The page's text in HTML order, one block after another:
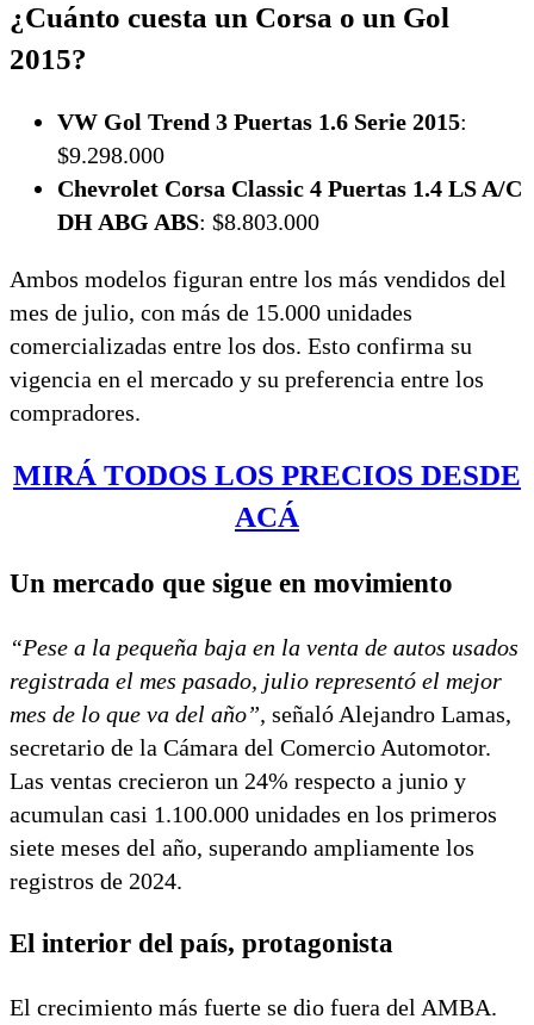
¿Cuánto cuesta un Corsa o un Gol
2015?
VW Gol Trend 3 Puertas 1.6 Serie 2015:
$9.298.000
Chevrolet Corsa Classic 4 Puertas 1.4 LS A/C
DH ABG ABS: $8.803.000
Ambos modelos figuran entre los más vendidos del
mes de julio, con más de 15.000 unidades
comercializadas entre los dos. Esto confirma su
vigencia en el mercado y su preferencia entre los
compradores.
MIRÁ TODOS LOS PRECIOS DESDE
ACÁ
Un mercado que sigue en movimiento
“Pese a la pequeña baja en la venta de autos usados
registrada el mes pasado, julio representó el mejor
mes de lo que va del año”, señaló Alejandro Lamas,
secretario de la Cámara del Comercio Automotor.
Las ventas crecieron un 24% respecto a junio y
acumulan casi 1.100.000 unidades en los primeros
siete meses del año, superando ampliamente los
registros de 2024.
El interior del país, protagonista
El crecimiento más fuerte se dio fuera del AMBA.